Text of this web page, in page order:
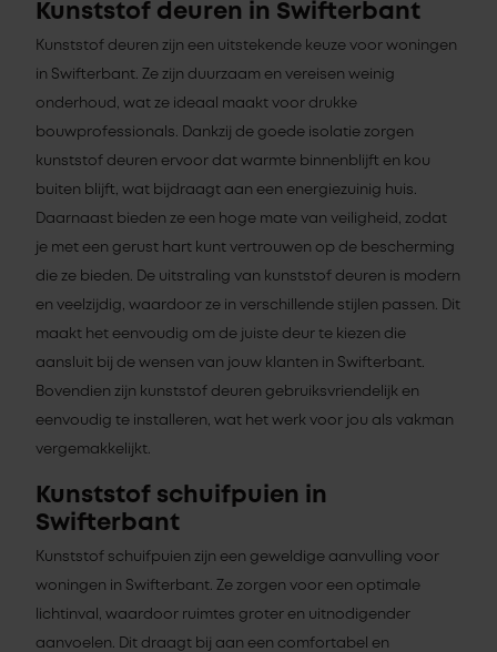
Kunststof deuren in Swifterbant
Kunststof deuren zijn een uitstekende keuze voor woningen
in Swifterbant. Ze zijn duurzaam en vereisen weinig
onderhoud, wat ze ideaal maakt voor drukke
bouwprofessionals. Dankzij de goede isolatie zorgen
kunststof deuren ervoor dat warmte binnenblijft en kou
buiten blijft, wat bijdraagt aan een energiezuinig huis.
Daarnaast bieden ze een hoge mate van veiligheid, zodat
je met een gerust hart kunt vertrouwen op de bescherming
die ze bieden. De uitstraling van kunststof deuren is modern
en veelzijdig, waardoor ze in verschillende stijlen passen. Dit
maakt het eenvoudig om de juiste deur te kiezen die
aansluit bij de wensen van jouw klanten in Swifterbant.
Bovendien zijn kunststof deuren gebruiksvriendelijk en
eenvoudig te installeren, wat het werk voor jou als vakman
vergemakkelijkt.
Kunststof schuifpuien in
Swifterbant
Kunststof schuifpuien zijn een geweldige aanvulling voor
woningen in Swifterbant. Ze zorgen voor een optimale
lichtinval, waardoor ruimtes groter en uitnodigender
aanvoelen. Dit draagt bij aan een comfortabel en